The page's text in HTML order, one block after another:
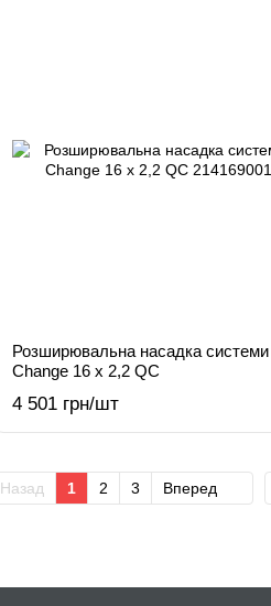
Розширювальна насадка
Change 16 x 2,2 QC
4 501 грн/шт
Назад 1 2 3 Вперед